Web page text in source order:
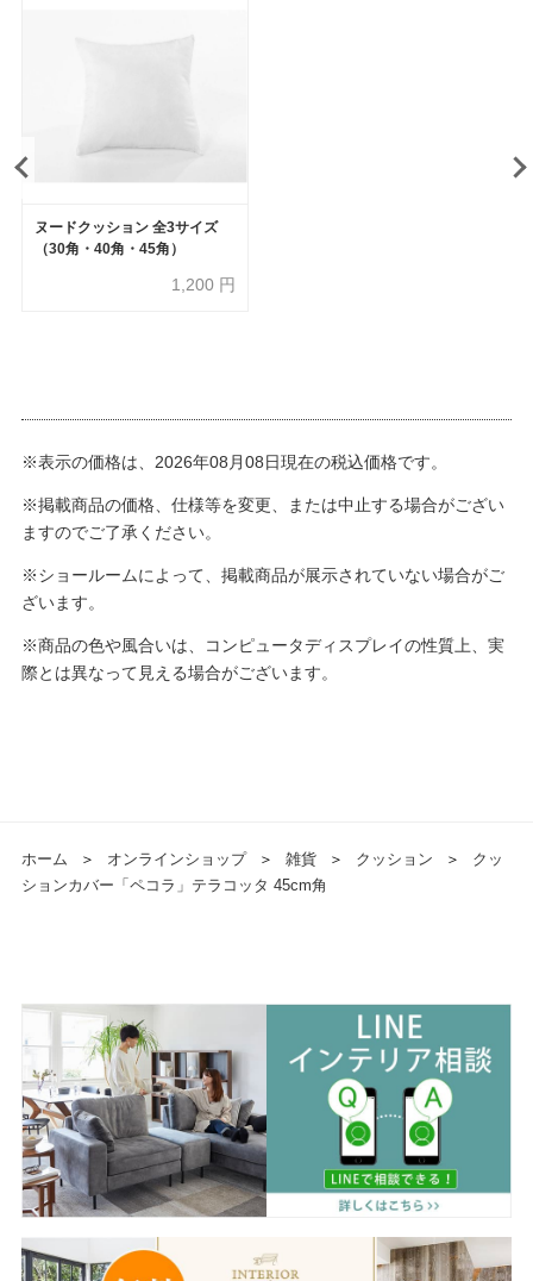
ヌードクッション 全3サイズ
（30角・40角・45角）
1,200 円
※表示の価格は、2026年08月08日現在の税込価格です。
※掲載商品の価格、仕様等を変更、または中止する場合がござい
ますのでご了承ください。
※ショールームによって、掲載商品が展示されていない場合がご
ざいます。
※商品の色や風合いは、コンピュータディスプレイの性質上、実
際とは異なって見える場合がございます。
ホーム ＞ オンラインショップ ＞ 雑貨 ＞ クッション ＞
クッ
ションカバー「ペコラ」テラコッタ 45cm角